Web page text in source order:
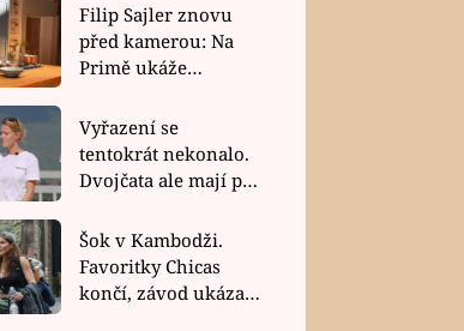
Filip Sajler znovu
před kamerou: Na
Primě ukáže
rychlé recepty
Vyřazení se
tentokrát nekonalo.
Dvojčata ale mají po
závodu nůž na krku
Šok v Kambodži.
Favoritky Chicas
končí, závod ukázal